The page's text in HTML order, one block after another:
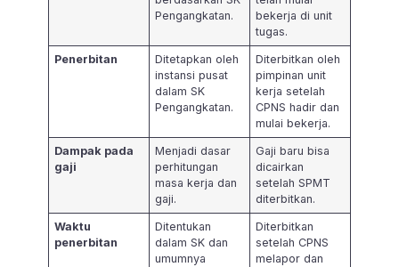
Pengangkatan.
bekerja di unit
tugas.
Penerbitan
Ditetapkan oleh
instansi pusat
dalam SK
Pengangkatan.
Diterbitkan oleh
pimpinan unit
kerja setelah
CPNS hadir dan
mulai bekerja.
Dampak pada
gaji
Menjadi dasar
perhitungan
masa kerja dan
gaji.
Gaji baru bisa
dicairkan
setelah SPMT
diterbitkan.
Waktu
penerbitan
Ditentukan
dalam SK dan
umumnya
Diterbitkan
setelah CPNS
melapor dan